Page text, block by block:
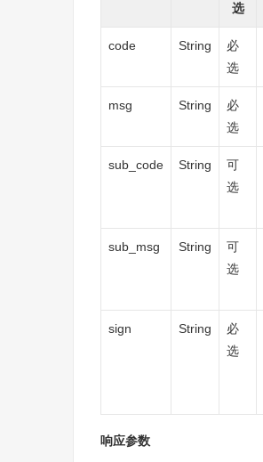
选
code String
必
选
msg String
必
选
sub_code String
可
选
sub_msg String
可
选
sign String
必
选
响应参数